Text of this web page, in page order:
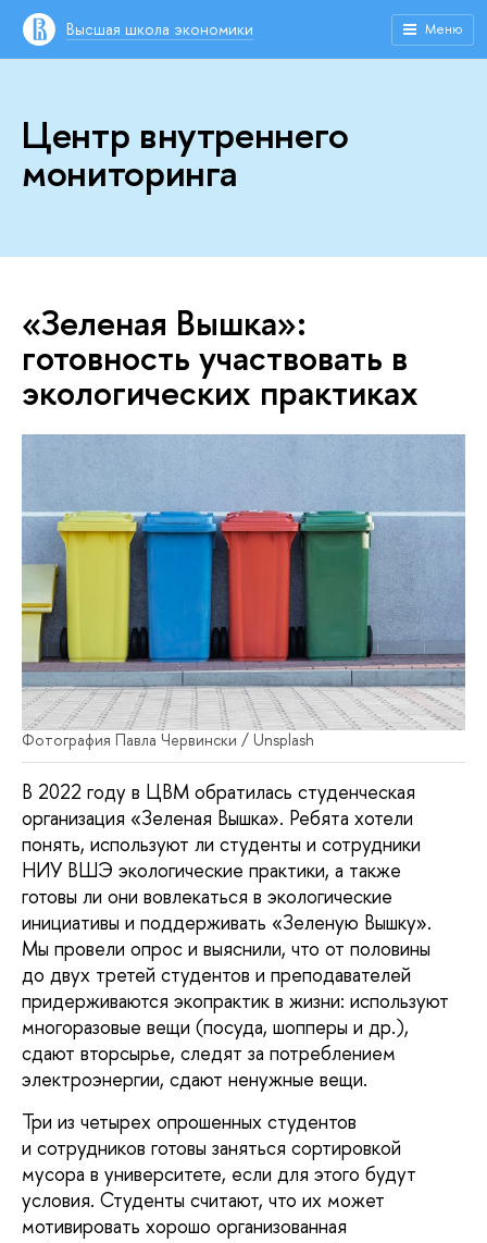
Высшая школа экономики Меню
Центр внутреннего
мониторинга
«Зеленая Вышка»:
готовность участвовать в
экологических практиках
Фотография Павла Червински / Unsplash
В 2022 году в ЦВМ обратилась студенческая
организация «Зеленая Вышка». Ребята хотели
понять, используют ли студенты и сотрудники
НИУ ВШЭ экологические практики, а также
готовы ли они вовлекаться в экологические
инициативы и поддерживать «Зеленую Вышку».
Мы провели опрос и выяснили, что от половины
до двух третей студентов и преподавателей
придерживаются экопрактик в жизни: используют
многоразовые вещи (посуда, шопперы и др.),
сдают вторсырье, следят за потреблением
электроэнергии, сдают ненужные вещи.
Три из четырех опрошенных студентов
и сотрудников готовы заняться сортировкой
мусора в университете, если для этого будут
условия. Студенты считают, что их может
мотивировать хорошо организованная